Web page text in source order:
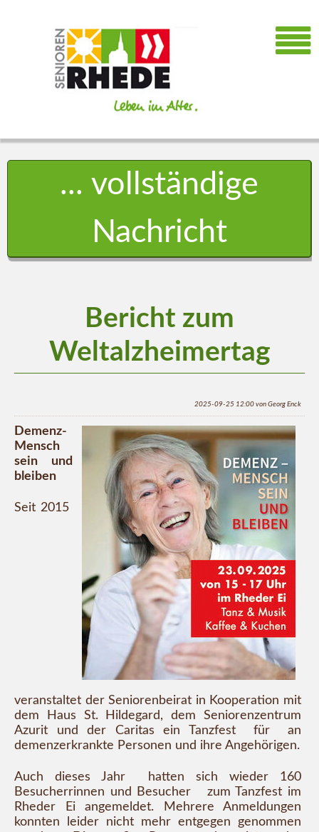
... vollständige
Nachricht
Bericht zum
Weltalzheimertag
2025-09-25 12:00 von Georg Enck
Demenz-
Mensch
sein und
bleiben
Seit 2015
veranstaltet der Seniorenbeirat in Kooperation mit
dem Haus St. Hildegard, dem Seniorenzentrum
Azurit und der Caritas ein Tanzfest für an
demenzerkrankte Personen und ihre Angehörigen.
Auch dieses Jahr hatten sich wieder 160
Besucherrinnen und Besucher zum Tanzfest im
Rheder Ei angemeldet. Mehrere Anmeldungen
konnten leider nicht mehr entgegen genommen